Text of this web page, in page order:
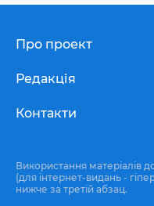
Про проект
Редакція
Контакти
Використання матеріалів
(для інтернет-видань -
нижче за третій абзац.